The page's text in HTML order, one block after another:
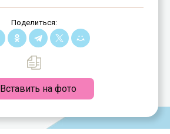
Поделиться:
Вставить на фото